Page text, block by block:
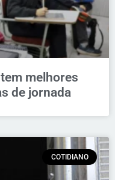
melhores
de jornada
COTIDIANO